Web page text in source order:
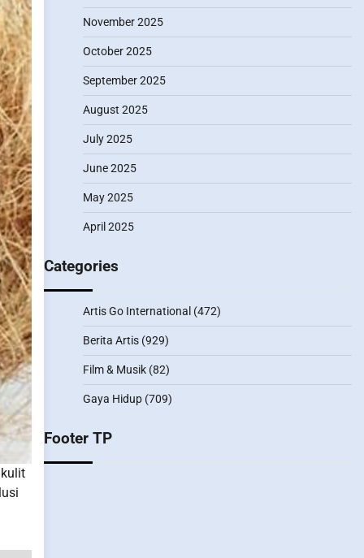
November 2025
October 2025
September 2025
August 2025
July 2025
June 2025
May 2025
April 2025
Categories
Artis Go International (472)
Berita Artis(929)
Film & Musik(82)
Gaya Hidup(709)
Footer TP